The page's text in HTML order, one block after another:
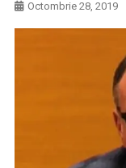
Octombrie 28, 2019